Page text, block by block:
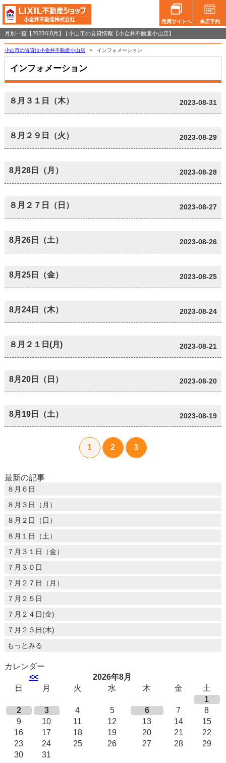
売買サイトへ 来店予約
月別一覧【2023年8月】 | 小山市の賃貸情報【小金井不動産小山店】
小山市の賃貸は小金井不動産小山店 > インフォメーション
インフォメーション
８月３１日（木） 2023-08-31
８月２９日（火） 2023-08-29
8月28日（月） 2023-08-28
８月２７日（日） 2023-08-27
8月26日（土） 2023-08-26
8月25日（金） 2023-08-25
8月24日（木） 2023-08-24
８月２１日(月) 2023-08-21
8月20日（日） 2023-08-20
8月19日（土） 2023-08-19
1 2 3
最新の記事
８月６日
８月３日（月）
８月２日（日）
８月１日（土）
７月３１日（金）
７月３０日
７月２７日（月）
７月２５日
７月２４日(金)
７月２３日(木)
もっとみる
カレンダー
<<
2026年8月
日
月 火 水 木 金
土
1
2
3 4 5 6 7
8
9
10 11 12 13 14
15
16
17 18 19 20 21
22
23
24 25 26 27 28
29
30
31